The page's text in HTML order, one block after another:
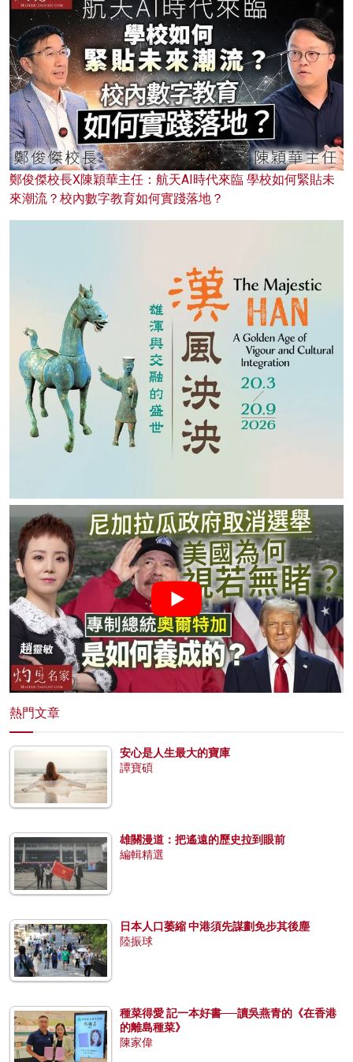
鄭俊傑校長X陳穎華主任：航天AI時代來臨 學校如何緊貼未
來潮流？校內數字教育如何實踐落地？
熱門文章
安心是人生最大的寶庫
譚寶碩
雄關漫道：把遙遠的歷史拉到眼前
編輯精選
日本人口萎縮 中港須先謀劃免步其後塵
陸振球
種菜得愛 記一本好書──讀吳燕青的《在香港
的離島種菜》
陳家偉